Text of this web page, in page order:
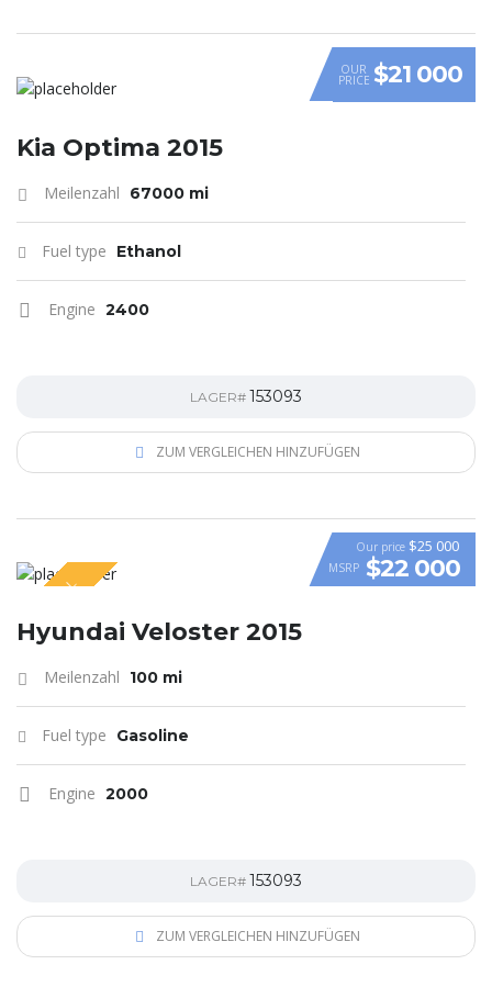
OUR
PRICE $21 000
Kia Optima 2015
Meilenzahl 67000 mi
Fuel type Ethanol
Engine 2400
LAGER# 153093
ZUM VERGLEICHEN HINZUFÜGEN
VIDEO
SPECIAL
Our price $25 000
MSRP $22 000
Hyundai Veloster 2015
Meilenzahl 100 mi
Fuel type Gasoline
Engine 2000
LAGER# 153093
ZUM VERGLEICHEN HINZUFÜGEN